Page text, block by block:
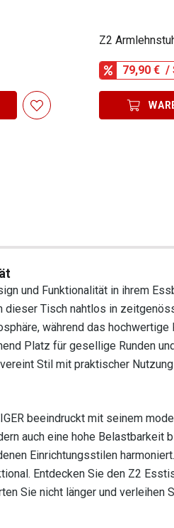
Z2
79,90 € /
und Funktionalität in ihrem
Tisch nahtlos in
während das hochwertige
Platz für gesellige Runden
Stil mit praktischer
beeindruckt mit seinem
auch eine hohe Belastbarkeit
Einrichtungsstilen
Entdecken Sie den Z2
Sie nicht länger und verleihen